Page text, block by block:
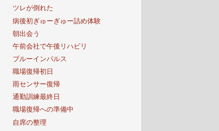
ツレが倒れた
病後初ぎゅーぎゅー詰め体験
朝出会う
午前会社で午後リハビリ
ブルーインパルス
職場復帰初日
雨センサー復帰
通勤訓練最終日
職場復帰への準備中
自席の整理